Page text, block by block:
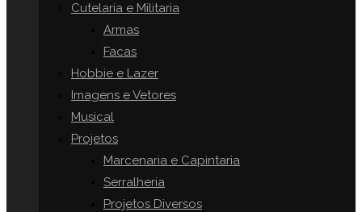
Cutelaria e Militaria
Armas
Facas
Hobbie e Lazer
Imagens e Vetores
Musical
Projetos
Marcenaria e Capintaria
Serralheria
Projetos Diversos